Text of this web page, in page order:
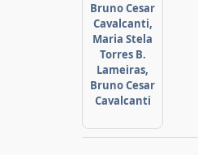
Bruno Cesar
Cavalcanti,
Maria Stela
Torres B.
Lameiras,
Bruno Cesar
Cavalcanti